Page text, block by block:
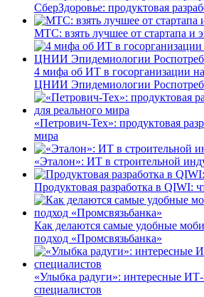
СберЗдоровье: продуктовая
МТС: взять лучшее от стартапа и
4 мифа об ИТ в госорганизации
ЦНИИ Эпидемиологии
«Петрович-Тех»: продуктовая
мира
«Эталон»: ИТ в строительной
Продуктовая разработка в QIWI:
Как делаются самые удобные
подход «Промсвязьбанка»
«Улыбка радуги»: интересные ИТ-
специалистов